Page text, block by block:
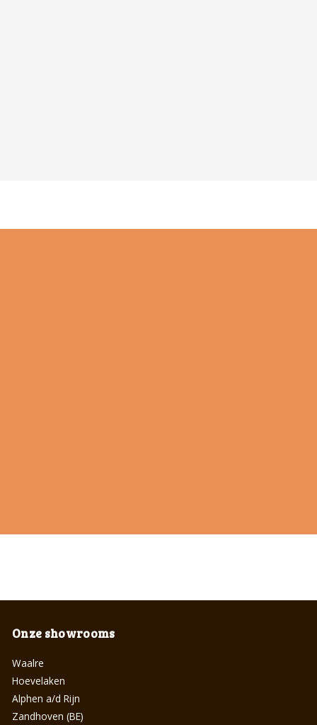
Onze showrooms
Waalre
Hoevelaken
Alphen a/d Rijn
Zandhoven (BE)